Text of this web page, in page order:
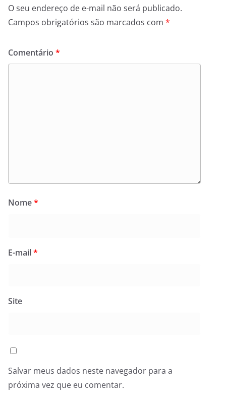
O seu endereço de e-mail não será publicado.
Campos obrigatórios são marcados com *
Comentário *
Nome*
E-mail*
Site
Salvar meus dados neste navegador para a
próxima vez que eu comentar.